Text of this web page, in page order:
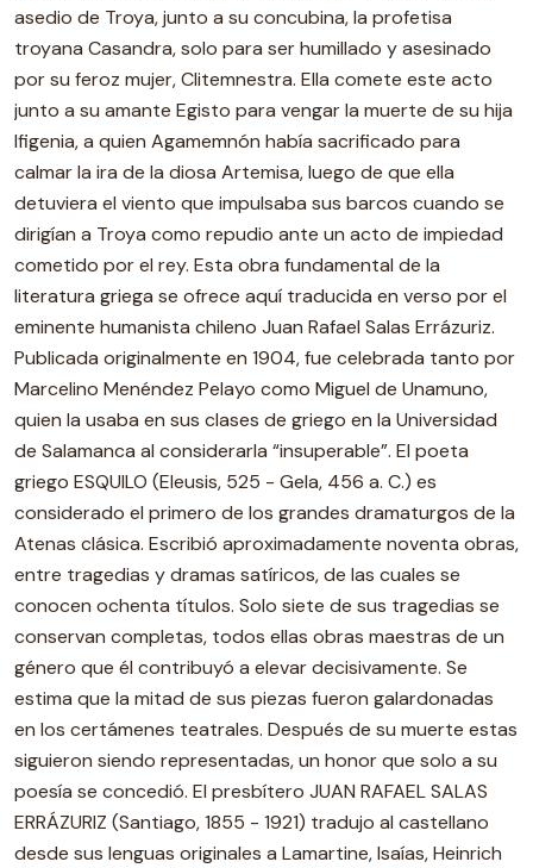
asedio de Troya, junto a su concubina, la profetisa
troyana Casandra, solo para ser humillado y asesinado
por su feroz mujer, Clitemnestra. Ella comete este acto
junto a su amante Egisto para vengar la muerte de su hija
Ifigenia, a quien Agamemnón había sacrificado para
calmar la ira de la diosa Artemisa, luego de que ella
detuviera el viento que impulsaba sus barcos cuando se
dirigían a Troya como repudio ante un acto de impiedad
cometido por el rey. Esta obra fundamental de la
literatura griega se ofrece aquí traducida en verso por el
eminente humanista chileno Juan Rafael Salas Errázuriz.
Publicada originalmente en 1904, fue celebrada tanto por
Marcelino Menéndez Pelayo como Miguel de Unamuno,
quien la usaba en sus clases de griego en la Universidad
de Salamanca al considerarla “insuperable”. El poeta
griego ESQUILO (Eleusis, 525 - Gela, 456 a. C.) es
considerado el primero de los grandes dramaturgos de la
Atenas clásica. Escribió aproximadamente noventa obras,
entre tragedias y dramas satíricos, de las cuales se
conocen ochenta títulos. Solo siete de sus tragedias se
conservan completas, todos ellas obras maestras de un
género que él contribuyó a elevar decisivamente. Se
estima que la mitad de sus piezas fueron galardonadas
en los certámenes teatrales. Después de su muerte estas
siguieron siendo representadas, un honor que solo a su
poesía se concedió. El presbítero JUAN RAFAEL SALAS
ERRÁZURIZ (Santiago, 1855 - 1921) tradujo al castellano
desde sus lenguas originales a Lamartine, Isaías, Heinrich